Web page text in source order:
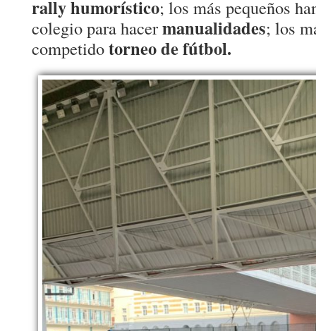
rally humorístico; los más pequeños
colegio para hacermanualidades; los
competidotorneo de fútbol.